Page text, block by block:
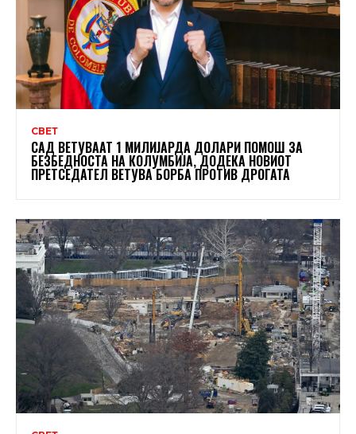
СВЕТ
САД ВЕТУВААТ 1 МИЛИЈАРДА ДОЛАРИ ПОМОШ ЗА
БЕЗБЕДНОСТА НА КОЛУМБИЈА, ДОДЕКА НОВИОТ
ПРЕТСЕДАТЕЛ ВЕТУВА БОРБА ПРОТИВ ДРОГАТА